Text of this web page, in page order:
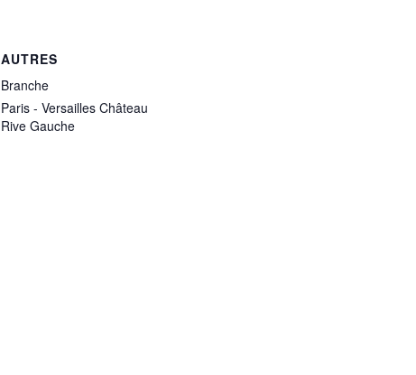
AUTRES
Branche
Paris - Versailles Château
Rive Gauche